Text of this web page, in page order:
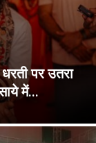
पर उतरा
में...